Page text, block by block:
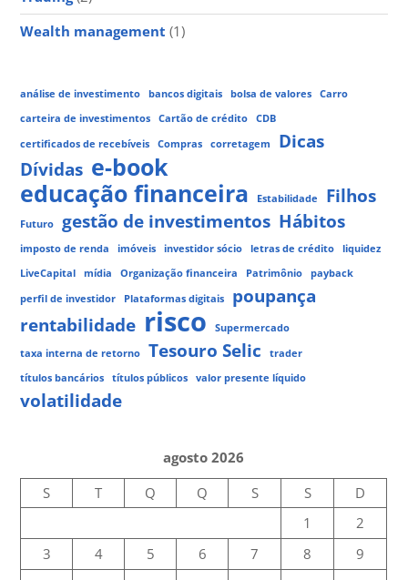
Wealth management (1)
análise de investimento bancos digitais bolsa de valores
Carro
carteira de investimentos
Cartão de crédito
CDB
certificados de recebíveis
Compras corretagem
Dicas
Dívidas e-book
educação financeira
Estabilidade Filhos
Futuro gestão de investimentos Hábitos
imposto de renda imóveis investidor sócio letras de crédito
liquidez
LiveCapital
mídia Organização financeira Patrimônio
payback
perfil de investidor
Plataformas digitais
poupança
rentabilidade risco
Supermercado
taxa interna de retorno
Tesouro Selic
trader
títulos bancários
títulos públicos valor presente líquido
volatilidade
agosto 2026
S
T Q Q S S
D
1
2
3
4 5 6 7 8
9